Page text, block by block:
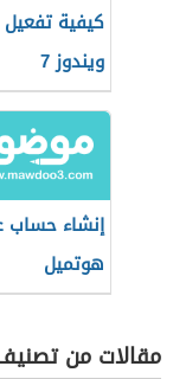
كيفية تفعيل
ويندوز 7
إنشاء حساب
هوتميل
مقالات من